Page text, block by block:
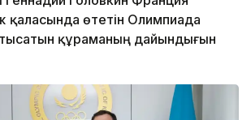
қаласында өтетін Олимпиада
құраманың дайындығын